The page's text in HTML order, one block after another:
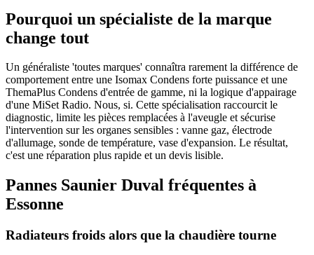
Pourquoi un spécialiste de la marque
change tout
Un généraliste 'toutes marques' connaîtra rarement la différence de
comportement entre une Isomax Condens forte puissance et une
ThemaPlus Condens d'entrée de gamme, ni la logique d'appairage
d'une MiSet Radio. Nous, si. Cette spécialisation raccourcit le
diagnostic, limite les pièces remplacées à l'aveugle et sécurise
l'intervention sur les organes sensibles : vanne gaz, électrode
d'allumage, sonde de température, vase d'expansion. Le résultat,
c'est une réparation plus rapide et un devis lisible.
Pannes Saunier Duval fréquentes à
Essonne
Radiateurs froids alors que la chaudière tourne